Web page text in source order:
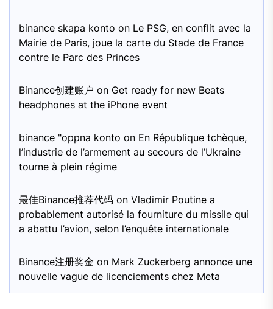
binance skapa konto on Le PSG, en conflit avec la
Mairie de Paris, joue la carte du Stade de France
contre le Parc des Princes
Binance创建账户 on Get ready for new Beats
headphones at the iPhone event
binance "oppna konto on En République tchèque,
l’industrie de l’armement au secours de l’Ukraine
tourne à plein régime
最佳Binance推荐代码 on Vladimir Poutine a
probablement autorisé la fourniture du missile qui
a abattu l’avion, selon l’enquête internationale
Binance注册奖金 on Mark Zuckerberg annonce une
nouvelle vague de licenciements chez Meta